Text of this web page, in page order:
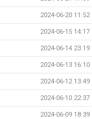
2024-06-20 11:52
2024-06-15 14:17
2024-06-14 23:19
2024-06-13 16:10
2024-06-12 13:49
2024-06-10 22:37
2024-06-09 18:39